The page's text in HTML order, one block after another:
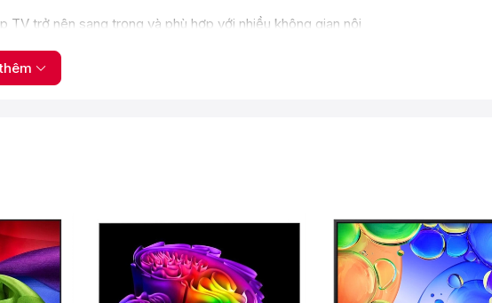
trở nên sang trọng và phù hợp với nhiều không gian nội